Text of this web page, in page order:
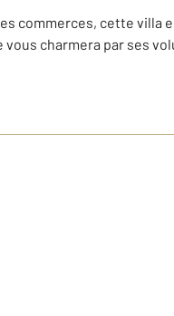
commerces, cette villa
charmera par ses